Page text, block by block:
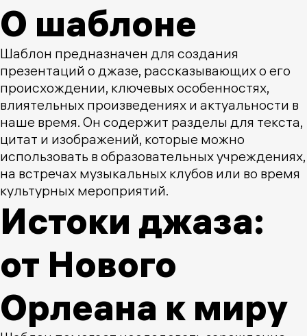
О шаблоне
Шаблон предназначен для создания
презентаций о джазе, рассказывающих о его
происхождении, ключевых особенностях,
влиятельных произведениях и актуальности в
наше время. Он содержит разделы для текста,
цитат и изображений, которые можно
использовать в образовательных учреждениях,
на встречах музыкальных клубов или во время
культурных мероприятий.
Истоки джаза:
от Нового
Орлеана к миру